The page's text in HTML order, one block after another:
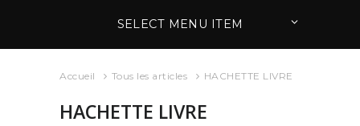
SELECT MENU ITEM
Accueil Tous les articles HACHETTE LIVRE
HACHETTE LIVRE